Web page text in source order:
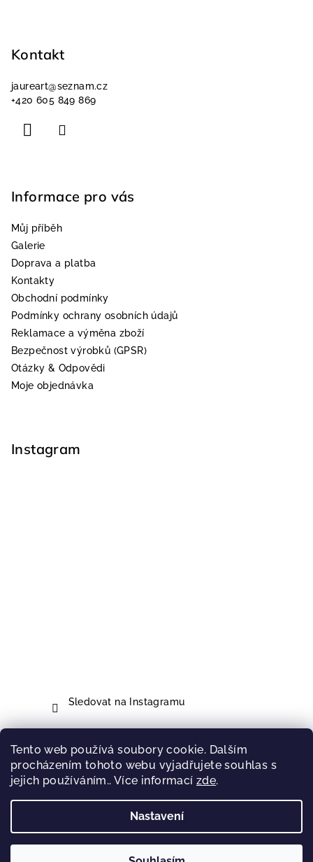
Tento web používá soubory cookie. Dalším
procházením tohoto webu vyjadřujete souhlas s
jejich používáním.. Více informací zde.
Nastavení
Kontakt
jaureart@seznam.cz
+420 605 849 869
Informace pro vás
Můj příběh
Galerie
Doprava a platba
Kontakty
Obchodní podmínky
Podmínky ochrany osobních údajů
Reklamace a výměna zboží
Bezpečnost výrobků (GPSR)
Otázky & Odpovědi
Moje objednávka
Instagram
Sledovat na Instagramu
Přijímáme online platby